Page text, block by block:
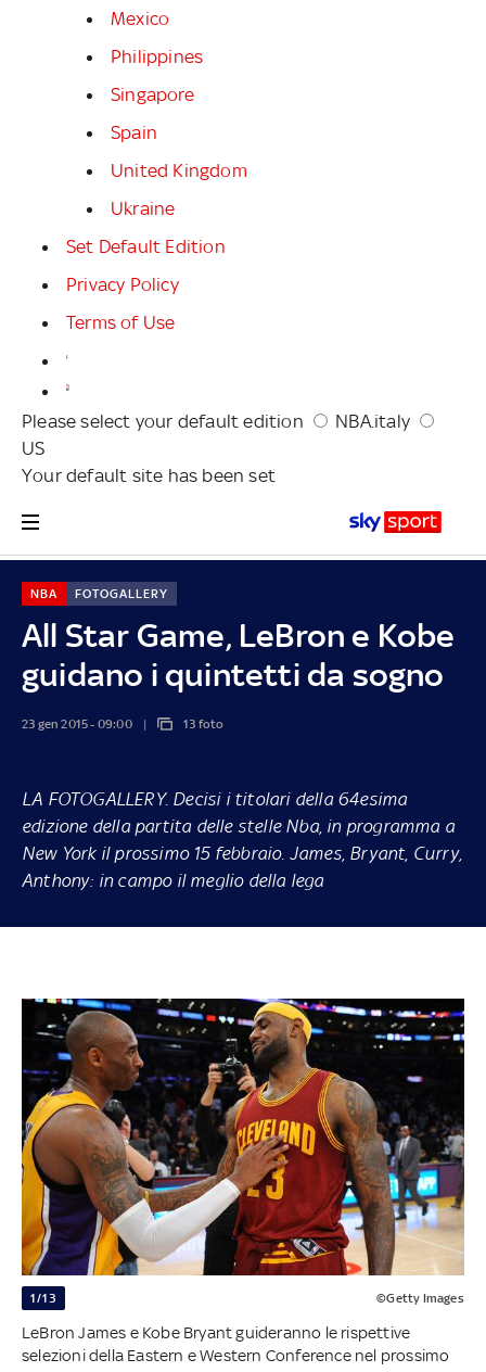
Mexico
Philippines
Singapore
Spain
United Kingdom
Ukraine
Set Default Edition
Privacy Policy
Terms of Use
Please select your default edition
NBA.italy
US
Your default site has been set
All Star Game, LeBron e Kobe
guidano i quintetti da sogno
NBA FOTOGALLERY
23 gen 2015 - 09:00 13 foto
LA FOTOGALLERY. Decisi i titolari della 64esima
edizione della partita delle stelle Nba, in programma a
New York il prossimo 15 febbraio. James, Bryant, Curry,
Anthony: in campo il meglio della lega
1/13 ©Getty Images
LeBron James e Kobe Bryant guideranno le rispettive
selezioni della Eastern e Western Conference nel prossimo